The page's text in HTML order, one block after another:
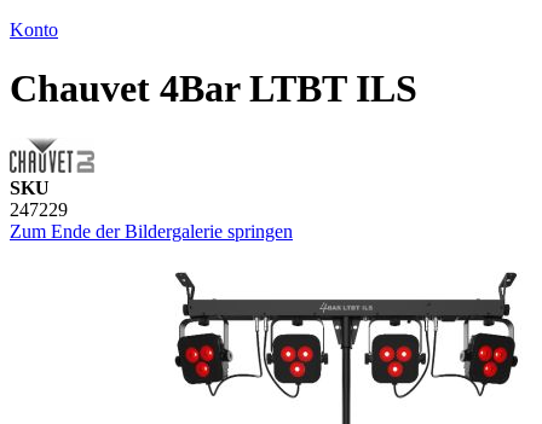
Konto
Chauvet 4Bar LTBT ILS
SKU
247229
Zum Ende der Bildergalerie springen